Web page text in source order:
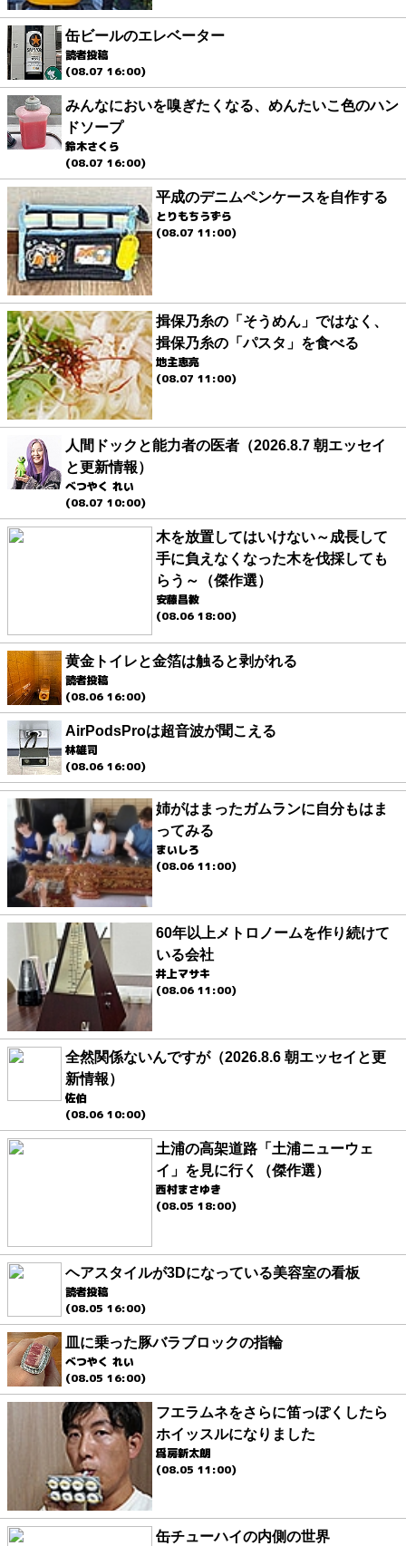
缶ビールのエレベーター
読者投稿
(08.07 16:00)
みんなにおいを嗅ぎたくなる、めんたいこ色のハン
ドソープ
鈴木さくら
(08.07 16:00)
平成のデニムペンケースを自作する
とりもちうずら
(08.07 11:00)
揖保乃糸の「そうめん」ではなく、
揖保乃糸の「パスタ」を食べる
地主恵亮
(08.07 11:00)
人間ドックと能力者の医者（2026.8.7 朝エッセイ
と更新情報）
べつやく れい
(08.07 10:00)
木を放置してはいけない～成長して
手に負えなくなった木を伐採しても
らう～（傑作選）
安藤昌教
(08.06 18:00)
黄金トイレと金箔は触ると剥がれる
読者投稿
(08.06 16:00)
AirPodsProは超音波が聞こえる
林雄司
(08.06 16:00)
姉がはまったガムランに自分もはま
ってみる
まいしろ
(08.06 11:00)
60年以上メトロノームを作り続けて
いる会社
井上マサキ
(08.06 11:00)
全然関係ないんですが（2026.8.6 朝エッセイと更
新情報）
佐伯
(08.06 10:00)
土浦の高架道路「土浦ニューウェ
イ」を見に行く（傑作選）
西村まさゆき
(08.05 18:00)
ヘアスタイルが3Dになっている美容室の看板
読者投稿
(08.05 16:00)
皿に乗った豚バラブロックの指輪
べつやく れい
(08.05 16:00)
フエラムネをさらに笛っぽくしたら
ホイッスルになりました
爲房新太朗
(08.05 11:00)
缶チューハイの内側の世界